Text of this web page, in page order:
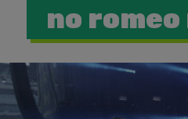
no